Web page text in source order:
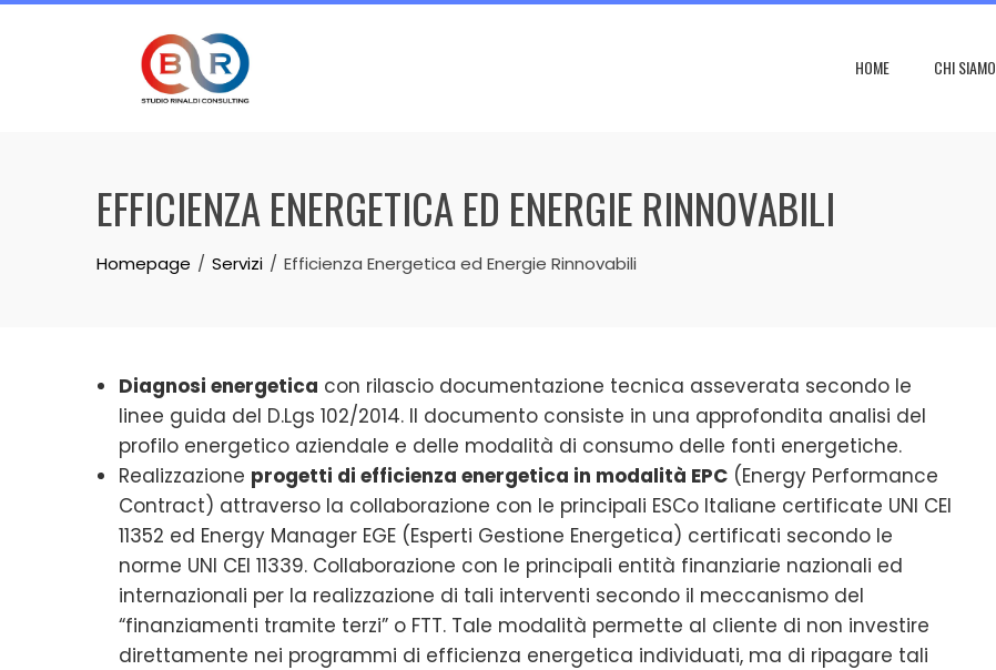
Skip
HOME CHI SIAMO
EFFICIENZA ENERGETICA ED ENERGIE RINNOVABILI
Homepage Servizi Efficienza Energetica ed Energie Rinnovabili
Diagnosi energetica con rilascio documentazione tecnica asseverata secondo le
linee guida del D.Lgs 102/2014. Il documento consiste in una approfondita analisi del
profilo energetico aziendale e delle modalità di consumo delle fonti energetiche.
Realizzazione progetti di efficienza energetica in modalità EPC (Energy Performance
Contract) attraverso la collaborazione con le principali ESCo Italiane certificate UNI CEI
11352 ed Energy Manager EGE (Esperti Gestione Energetica) certificati secondo le
norme UNI CEI 11339. Collaborazione con le principali entità finanziarie nazionali ed
internazionali per la realizzazione di tali interventi secondo il meccanismo del
“finanziamenti tramite terzi” o FTT. Tale modalità permette al cliente di non investire
direttamente nei programmi di efficienza energetica individuati, ma di ripagare tali